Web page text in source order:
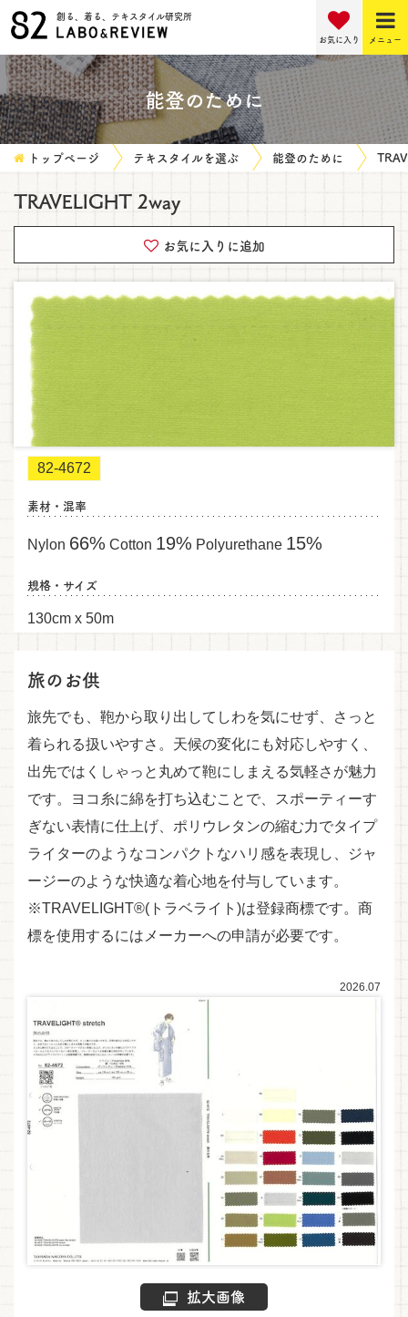
創る、着る、テキスタイル研究所
メニュー
お気に入り
能登のために
トップページ テキスタイルを選ぶ 能登のために
TRAVELIGHT 2way
お気に入りに追加
82-4672
素材・混率
Nylon 66% Cotton 19% Polyurethane 15%
規格・サイズ
130cm x 50m
旅のお供
旅先でも、鞄から取り出してしわを気にせず、さっと
着られる扱いやすさ。天候の変化にも対応しやすく、
出先ではくしゃっと丸めて鞄にしまえる気軽さが魅力
です。ヨコ糸に綿を打ち込むことで、スポーティーす
ぎない表情に仕上げ、ポリウレタンの縮む力でタイプ
ライターのようなコンパクトなハリ感を表現し、ジャ
ージーのような快適な着心地を付与しています。
※TRAVELIGHT®(トラベライト)は登録商標です。商
標を使用するにはメーカーへの申請が必要です。
2026.07
拡大画像